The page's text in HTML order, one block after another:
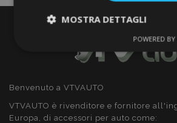
Benvenuto a VTVAUTO
VTVAUTO è rivenditore e fornitore
Europa, di accessori per auto come:
MOSTRA DETTAGLI
necessari
Targeting
POWERED